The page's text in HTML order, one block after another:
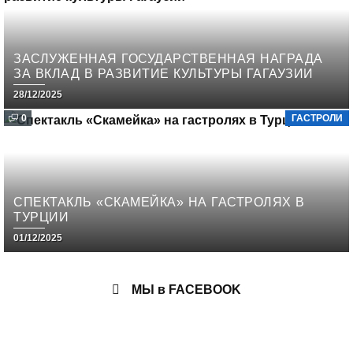
ЗАСЛУЖЕННАЯ ГОСУДАРСТВЕННАЯ НАГРАДА
ЗА ВКЛАД В РАЗВИТИЕ КУЛЬТУРЫ ГАГАУЗИИ
28/12/2025
0 ГАСТРОЛИ
СПЕКТАКЛЬ «СКАМЕЙКА» НА ГАСТРОЛЯХ В
ТУРЦИИ
01/12/2025
МЫ в FACEBOOK